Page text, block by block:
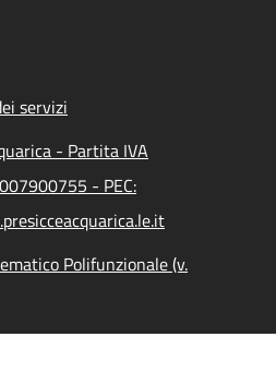
servizi
- Partita IVA
- PEC:
Polifunzionale (v.